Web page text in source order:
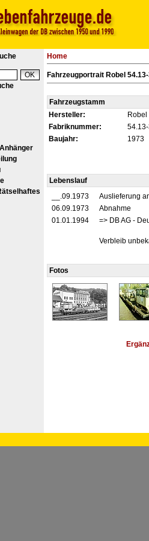
Home
Fahrzeugportrait Robel
Fahrzeugstamm
Hersteller:
Robel
Fabriknummer:
Baujahr:
1973
Lebenslauf
__.09.1973
Auslieferung
06.09.1973
Abnahme
01.01.1994
=> DB AG -
Verbleib
Fotos